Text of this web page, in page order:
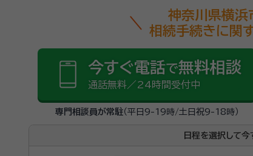
神奈川県横浜
相続手続きに関
今すぐ電話で無料相談
通話無料／24時間受付中
専門相談員が常駐（平日9-19時/土日祝9-18時）
日程を選択して今